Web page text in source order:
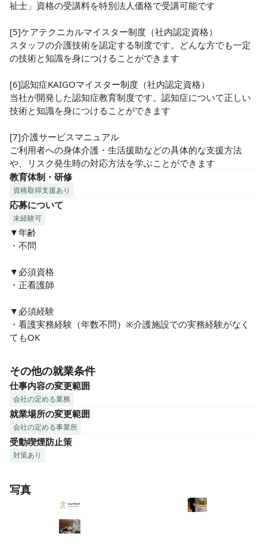
祉士」資格の受講料を特別法人価格で受講可能です
[5]ケアテクニカルマイスター制度（社内認定資格）
スタッフの介護技術を認定する制度です。どんな方でも一定
の技術と知識を身につけることができます
[6]認知症KAIGOマイスター制度（社内認定資格）
当社が開発した認知症教育制度です。認知症について正しい
技術と知識を身につけることができます
[7]介護サービスマニュアル
ご利用者への身体介護・生活援助などの具体的な支援方法
や、リスク発生時の対応方法を学ぶことができます
教育体制・研修
資格取得支援あり
応募について
未経験可
▼年齢
・不問
▼必須資格
・正看護師
▼必須経験
・看護実務経験（年数不問）※介護施設での実務経験がなく
てもOK
その他の就業条件
仕事内容の変更範囲
会社の定める業務
就業場所の変更範囲
会社の定める事業所
受動喫煙防止策
対策あり
写真